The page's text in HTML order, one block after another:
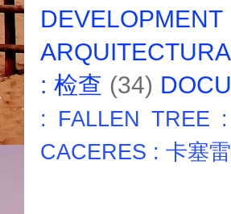
: 检查 (34)
: FALLEN TREE
CACERES : 卡塞